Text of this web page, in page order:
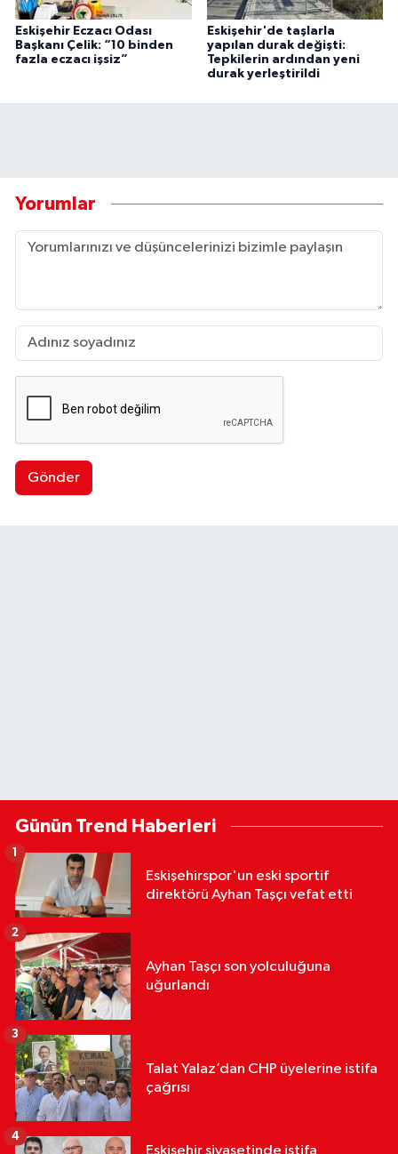
Eskişehir Eczacı Odası
Başkanı Çelik: “10 binden
fazla eczacı işsiz”
Eskişehir'de taşlarla
yapılan durak değişti:
Tepkilerin ardından yeni
durak yerleştirildi
Yorumlar
Gönder
Günün Trend Haberleri
Eskişehirspor'un eski sportif
direktörü Ayhan Taşçı vefat etti
1
Ayhan Taşçı son yolculuğuna
uğurlandı
2
Talat Yalaz’dan CHP üyelerine istifa
çağrısı
3
Eskişehir siyasetinde istifa
4